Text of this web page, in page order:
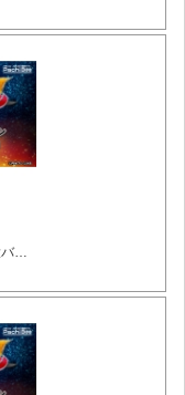
上乗せ特化ゾーン｢怪獣大バトル｣